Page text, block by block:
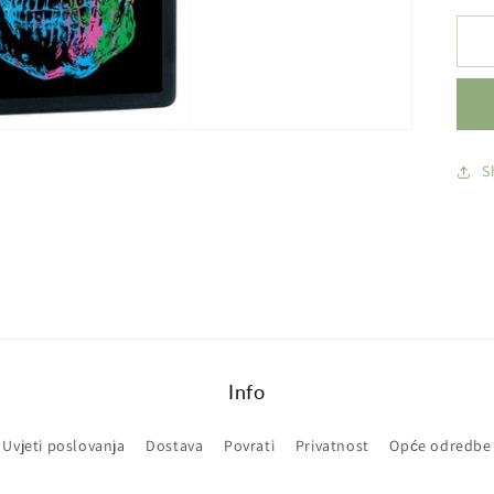
-
Info
Uvjeti poslovanja Dostava Povrati Privatnost Opće odredbe